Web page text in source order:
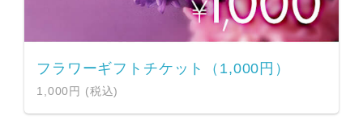
フラワーギフトチケット（1,000円）
1,000円 (税込)